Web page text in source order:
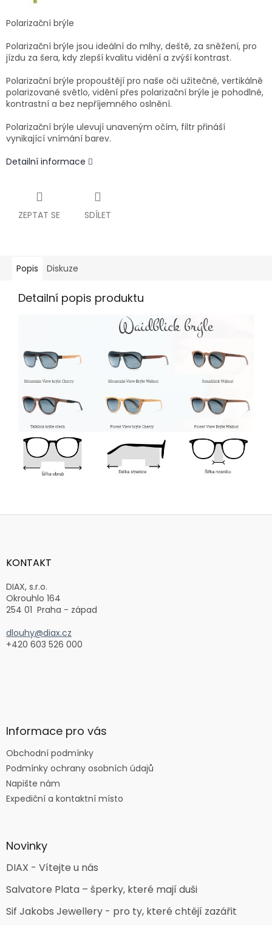
Polarizační brýle
Polarizační brýle jsou ideální do mlhy, deště, za sněžení, pro
jízdu za šera, kdy zlepší kvalitu vidění a zvýší kontrast.
Polarizační brýle propouštějí pro naše oči užitečné, vertikálně
polarizované světlo, vidění přes polarizační brýle je pohodlné,
kontrastní a bez nepříjemného oslnění.
Polarizační brýle ulevují unaveným očím, filtr přináší
vynikající vnímání barev.
Detailní informace
ZEPTAT SE SDÍLET
Popis Diskuze
Detailní popis produktu
Z
aKONTAKT
DIAX, s.r.o.
Okrouhlo 164
254 01 Praha - západ
dlouhy@diax.cz
+420 603 526 000
Informace pro vás
Obchodní podmínky
Podmínky ochrany osobních údajů
Napište nám
Expediční a kontaktní místo
Novinky
DIAX - Vítejte u nás
Salvatore Plata – šperky, které mají duši
Sif Jakobs Jewellery - pro ty, které chtějí zazářit